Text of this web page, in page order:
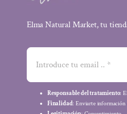
Elma Natural Market, tu
Responsable del tratamiento:
Finalidad: Enviarte información